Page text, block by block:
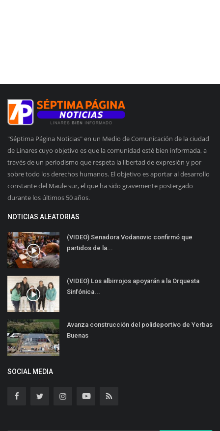
"Séptima Página Noticias" en un Medio de Comunicación de la ciudad
de Linares cuyo objetivo es que la comunidad esté bien informada, a
través de un periodismo que respeta la libertad de expresión y por
sobre todo los derechos humanos. El objetivo es aportar al desarrollo
constante del Maule sur, el que ha sido gravemente postergado
durante los últimos 50 años.
NOTICIAS ALEATORIAS
(VIDEO) Senadora Vodanovic confirmó que
partidos de la...
(VIDEO) Los albirrojos apoyarán a la Orquesta
Sinfónica...
Avanza construcción del polideportivo de Yerbas
Buenas
SOCIAL MEDIA